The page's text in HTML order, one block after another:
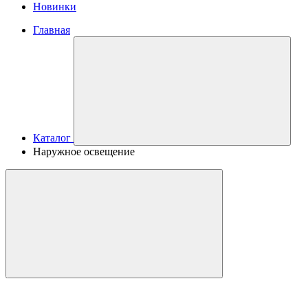
Новинки
Главная
Каталог
Наружное освещение